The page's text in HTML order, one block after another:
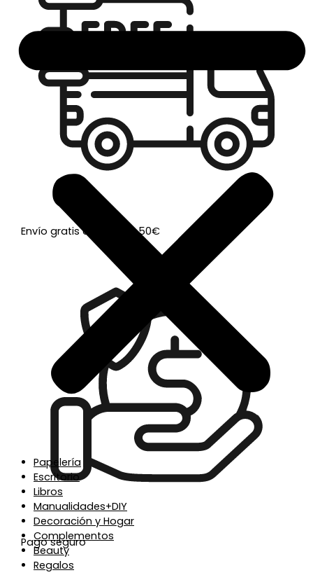
Papelería
Escritorio
Libros
Manualidades+DIY
Decoración y Hogar
Complementos
Beauty
Regalos
Envío gratis a partir de 50€
Pago seguro